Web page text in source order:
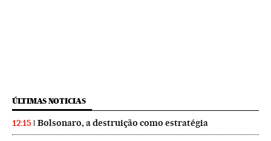
ÚLTIMAS NOTICIAS
12:15 Bolsonaro, a destruição como estratégia